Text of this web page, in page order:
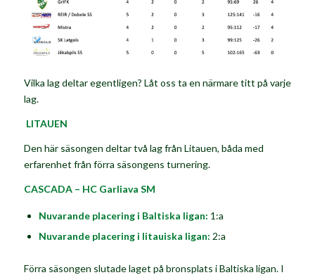
Vilka lag deltar egentligen? Låt oss ta en närmare titt på varje
lag.
LITAUEN
Den här säsongen deltar två lag från Litauen, båda med
erfarenhet från förra säsongens turnering.
CASCADA – HC Garliava SM
Nuvarande placering i Baltiska ligan: 1:a
Nuvarande placering i litauiska ligan: 2:a
Förra säsongen slutade laget på bronsplats i Baltiska ligan. I